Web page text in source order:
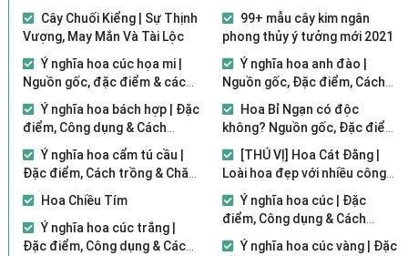
chang
trồng đơn giản
Cây Chuối Kiểng | Sự Thịnh
Vượng, May Mắn Và Tài Lộc
99+ mẫu cây kim ngân
phong thủy ý tưởng mới 2021
Ý nghĩa hoa cúc họa mi |
Nguồn gốc, đặc điểm & cách
trồng đơn giản
Ý nghĩa hoa anh đào |
Nguồn gốc, Đặc điểm, Cách
trồng & Chăm sóc
Ý nghĩa hoa bách hợp | Đặc
điểm, Công dụng & Cách
trồng đơn giản
Hoa Bỉ Ngạn có độc
không? Nguồn gốc, Đặc điểm
& Cách trồng
Ý nghĩa hoa cẩm tú cầu |
Đặc điểm, Cách trồng & Chăm
sóc đơn giản
[THÚ VỊ] Hoa Cát Đằng |
Loài hoa đẹp với nhiều công
dụng tuyệt vời
Hoa Chiều Tím
Ý nghĩa hoa cúc | Đặc
điểm, Công dụng & Cách
trồng đơn giản
Ý nghĩa hoa cúc trắng |
Đặc điểm, Công dụng & Cách
Ý nghĩa hoa cúc vàng | Đặc